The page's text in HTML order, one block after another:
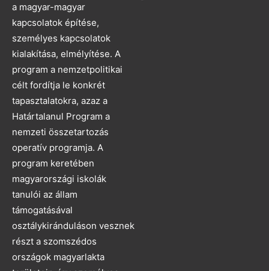
a magyar-magyar
kapcsolatok építése,
személyes kapcsolatok
kialakítása, elmélyítése. A
program a nemzetpolitikai
célt fordítja le konkrét
tapasztalatokra, azaz a
Határtalanul Program a
nemzeti összetartozás
operatív programja. A
program keretében
magyarországi iskolák
tanulói az állam
támogatásával
osztálykiránduláson vesznek
részt a szomszédos
országok magyarlakta